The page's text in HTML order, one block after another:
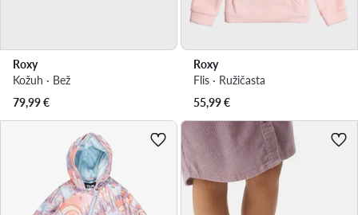
Roxy
Kožuh · Bež
79,99€
Roxy
Flis · Ružičasta
55,99€